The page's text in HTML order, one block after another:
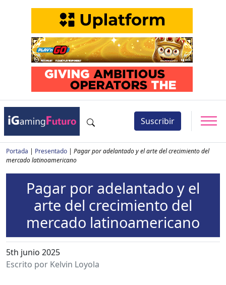
Suscribir
Portada | Presentado | Pagar por adelantado y el arte del crecimiento del
mercado latinoamericano
Pagar por adelantado y el
arte del crecimiento del
mercado latinoamericano
5th junio 2025
Escrito por Kelvin Loyola